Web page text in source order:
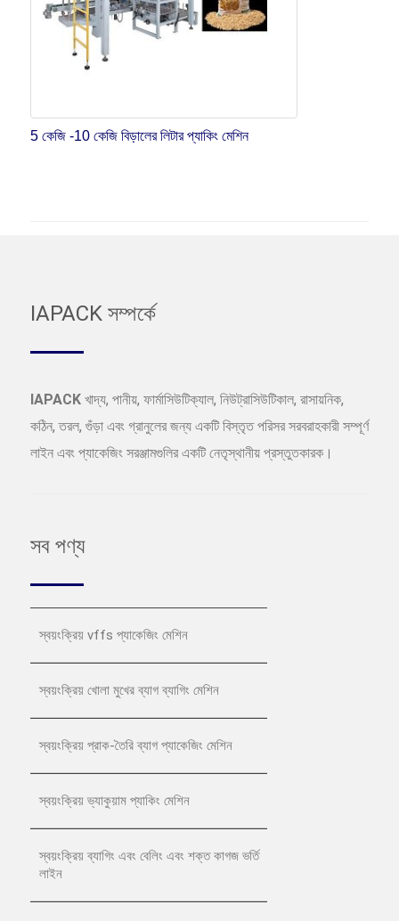
5 কেজি -10 কেজি বিড়ালের লিটার প্যাকিং মেশিন
IAPACK সম্পর্কে
IAPACK খাদ্য, পানীয়, ফার্মাসিউটিক্যাল, নিউট্রাসিউটিকাল, রাসায়নিক,
কঠিন, তরল, গুঁড়া এবং গ্রানুলের জন্য একটি বিস্তৃত পরিসর সরবরাহকারী সম্পূর্ণ
লাইন এবং প্যাকেজিং সরঞ্জামগুলির একটি নেতৃস্থানীয় প্রস্তুতকারক।
সব পণ্য
স্বয়ংক্রিয় vffs প্যাকেজিং মেশিন
স্বয়ংক্রিয় খোলা মুখের ব্যাগ ব্যাগিং মেশিন
স্বয়ংক্রিয় প্রাক-তৈরি ব্যাগ প্যাকেজিং মেশিন
স্বয়ংক্রিয় ভ্যাকুয়াম প্যাকিং মেশিন
স্বয়ংক্রিয় ব্যাগিং এবং বেলিং এবং শক্ত কাগজ ভর্তি
লাইন